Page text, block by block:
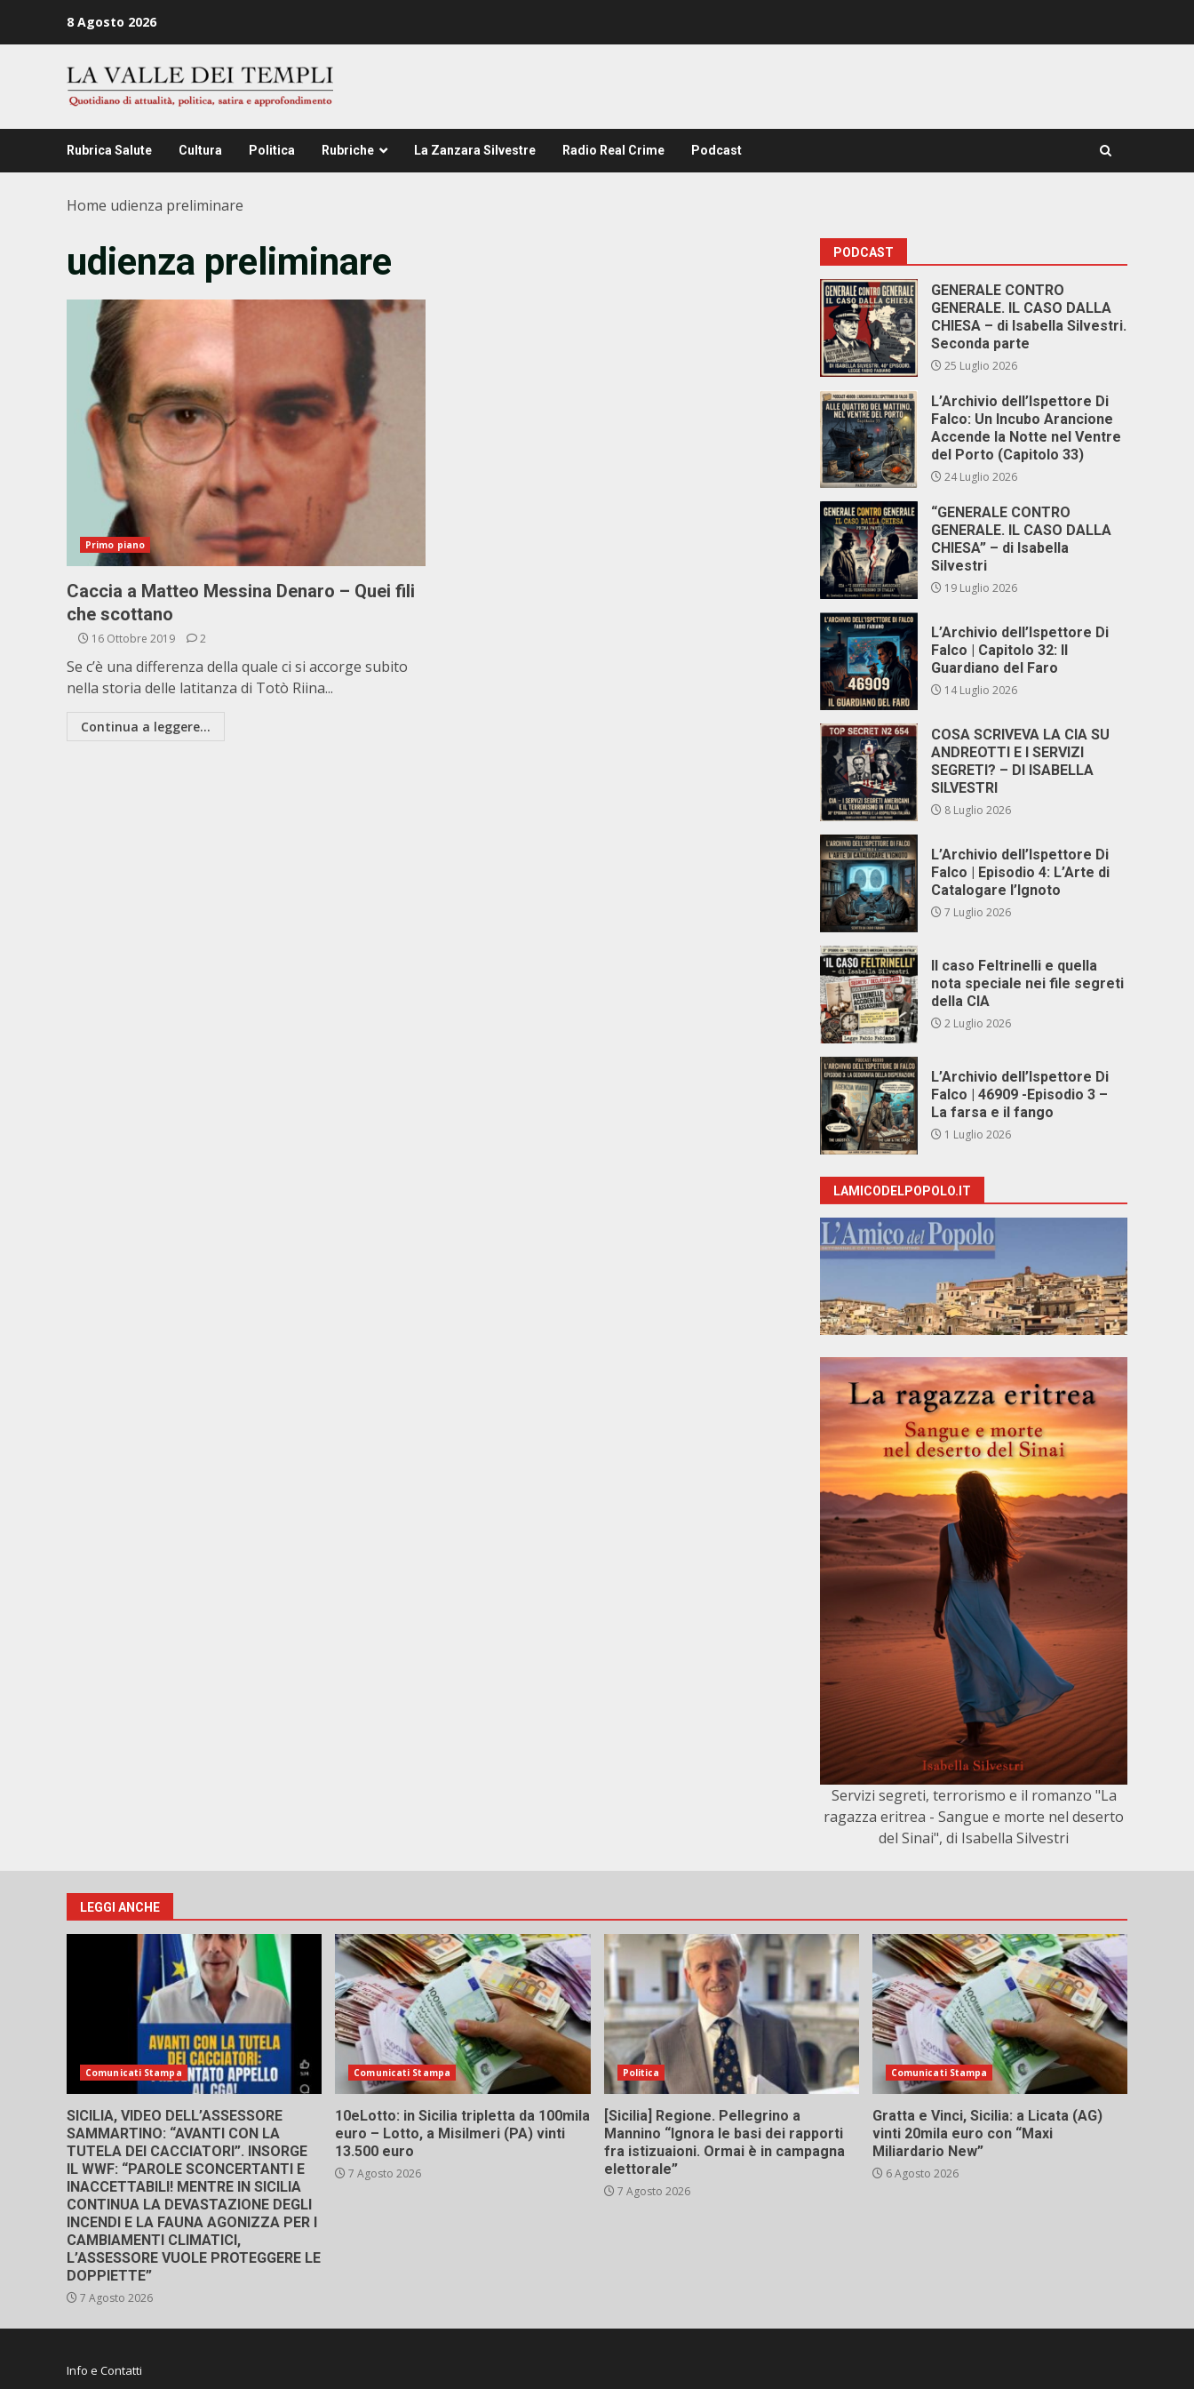
8 Agosto 2026
Rubrica Salute Cultura Politica Rubriche La Zanzara Silvestre Radio Real Crime Podcast
Home udienza preliminare
udienza preliminare
Primo piano
Caccia a Matteo Messina Denaro – Quei fili
che scottano
16 Ottobre 2019 2
Se c’è una differenza della quale ci si accorge subito
nella storia delle latitanza di Totò Riina...
Continua a leggere...
PODCAST
GENERALE CONTRO
GENERALE. IL CASO DALLA
CHIESA – di Isabella Silvestri.
Seconda parte
25 Luglio 2026
L’Archivio dell’Ispettore Di
Falco: Un Incubo Arancione
Accende la Notte nel Ventre
del Porto (Capitolo 33)
24 Luglio 2026
“GENERALE CONTRO
GENERALE. IL CASO DALLA
CHIESA” – di Isabella
Silvestri
19 Luglio 2026
L’Archivio dell’Ispettore Di
Falco | Capitolo 32: Il
Guardiano del Faro
14 Luglio 2026
COSA SCRIVEVA LA CIA SU
ANDREOTTI E I SERVIZI
SEGRETI? – DI ISABELLA
SILVESTRI
8 Luglio 2026
L’Archivio dell’Ispettore Di
Falco | Episodio 4: L’Arte di
Catalogare l’Ignoto
7 Luglio 2026
Il caso Feltrinelli e quella
nota speciale nei file segreti
della CIA
2 Luglio 2026
L’Archivio dell’Ispettore Di
Falco | 46909 -Episodio 3 –
La farsa e il fango
1 Luglio 2026
LAMICODELPOPOLO.IT
Servizi segreti, terrorismo e il romanzo "La
ragazza eritrea - Sangue e morte nel deserto
del Sinai", di Isabella Silvestri
LEGGI ANCHE
Comunicati Stampa
SICILIA, VIDEO DELL’ASSESSORE
SAMMARTINO: “AVANTI CON LA
TUTELA DEI CACCIATORI”. INSORGE
IL WWF: “PAROLE SCONCERTANTI E
INACCETTABILI! MENTRE IN SICILIA
CONTINUA LA DEVASTAZIONE DEGLI
INCENDI E LA FAUNA AGONIZZA PER I
CAMBIAMENTI CLIMATICI,
L’ASSESSORE VUOLE PROTEGGERE LE
DOPPIETTE”
7 Agosto 2026
Comunicati Stampa
10eLotto: in Sicilia tripletta da 100mila
euro – Lotto, a Misilmeri (PA) vinti
13.500 euro
7 Agosto 2026
Politica
[Sicilia] Regione. Pellegrino a
Mannino “Ignora le basi dei rapporti
fra istizuaioni. Ormai è in campagna
elettorale”
7 Agosto 2026
Comunicati Stampa
Gratta e Vinci, Sicilia: a Licata (AG)
vinti 20mila euro con “Maxi
Miliardario New”
6 Agosto 2026
Info e Contatti